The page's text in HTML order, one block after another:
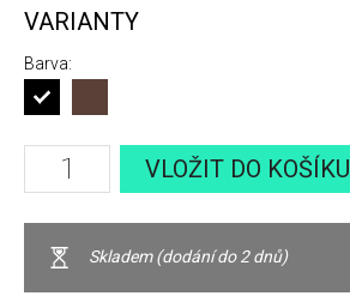
VARIANTY
Barva:
VLOŽIT DO KOŠÍKU
Skladem (dodání do 2 dnů)